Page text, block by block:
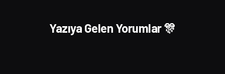
Yazıya Gelen Yorumlar 🎊